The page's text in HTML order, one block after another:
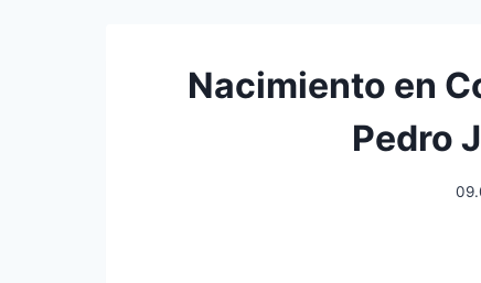
Nacimiento en
Pedro